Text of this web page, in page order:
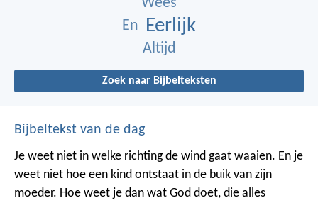
Wees
En Eerlijk
Altijd
Zoek naar Bijbelteksten
Bijbeltekst van de dag
Je weet niet in welke richting de wind gaat waaien. En je
weet niet hoe een kind ontstaat in de buik van zijn
moeder. Hoe weet je dan wat God doet, die alles